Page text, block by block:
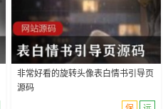
非常好看的旋转头像表白情书引导页
源码